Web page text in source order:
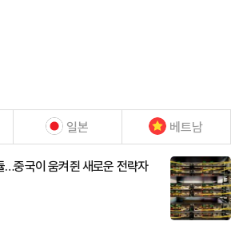
일본 베트남
…중국이 움켜쥔 새로운 전략자